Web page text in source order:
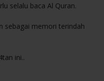
selalu baca Al Quran.
sebagai memori terindah
ini..